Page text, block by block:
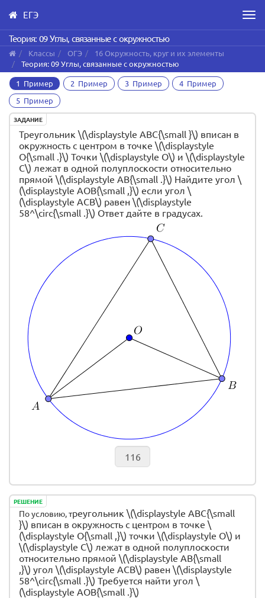
Skip
to
main
content
ЕГЭ
Теория: 09 Углы, связанные с окружностью
Классы ОГЭ
16 Окружность, круг и их элементы
Теория: 09 Углы, связанные с окружностью
1 Пример 2 Пример 3 Пример
4 Пример
5 Пример
ЗАДАНИЕ
Треугольник \(\displaystyle ABC{\small }\) вписан в
окружность с центром в точке \(\displaystyle
O{\small .}\) Точки \(\displaystyle O\) и \(\displaystyle
C\) лежат в одной полуплоскости относительно
прямой \(\displaystyle AB{\small .}\) Найдите угол \
(\displaystyle AOB{\small ,}\) если угол \
(\displaystyle ACB\) равен \(\displaystyle
58^\circ{\small .}\) Ответ дайте в градусах.
РЕШЕНИЕ
По условию, треугольник \(\displaystyle ABC{\small
}\) вписан в окружность с центром в точке \
(\displaystyle O{\small ,}\) точки \(\displaystyle O\) и
\(\displaystyle C\) лежат в одной полуплоскости
относительно прямой \(\displaystyle AB{\small
,}\) угол \(\displaystyle ACB\) равен \(\displaystyle
58^\circ{\small .}\) Требуется найти угол \
(\displaystyle AOB{\small .}\)